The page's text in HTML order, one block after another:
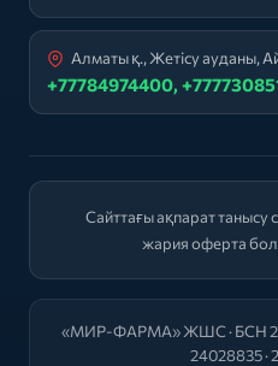
Алматы қ., Жетісу ауданы,
+77784974400,
Сайттағы ақпарат танысу
жария оферта
«МИР-ФАРМА» ЖШС · БСН
24028835 ·